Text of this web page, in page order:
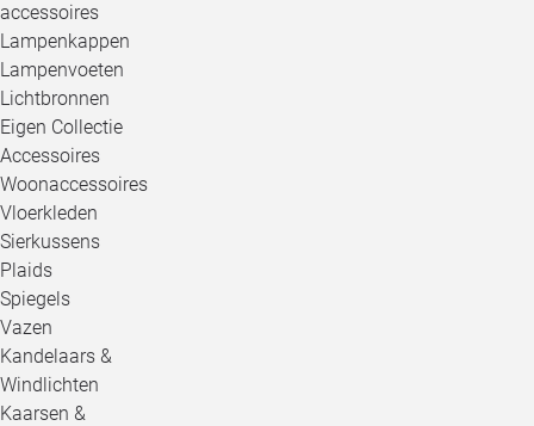
accessoires
Lampenkappen
Lampenvoeten
Lichtbronnen
Eigen Collectie
Accessoires
Woonaccessoires
Vloerkleden
Sierkussens
Plaids
Spiegels
Vazen
Kandelaars &
Windlichten
Kaarsen &